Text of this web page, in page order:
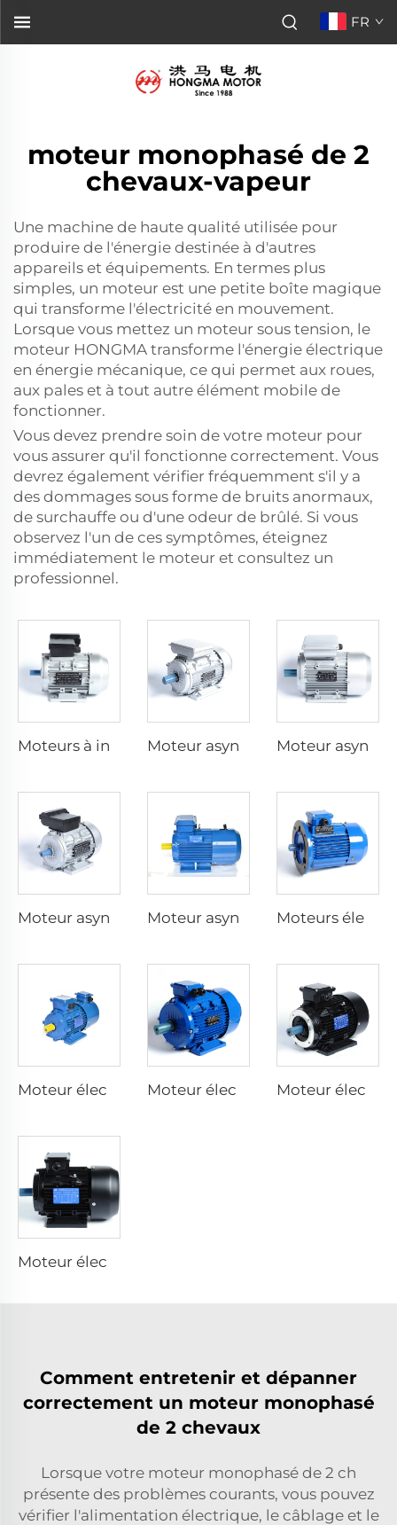
FR
moteur monophasé de 2
chevaux-vapeur
Une machine de haute qualité utilisée pour
produire de l'énergie destinée à d'autres
appareils et équipements. En termes plus
simples, un moteur est une petite boîte magique
qui transforme l'électricité en mouvement.
Lorsque vous mettez un moteur sous tension, le
moteur HONGMA transforme l'énergie électrique
en énergie mécanique, ce qui permet aux roues,
aux pales et à tout autre élément mobile de
fonctionner.
Vous devez prendre soin de votre moteur pour
vous assurer qu'il fonctionne correctement. Vous
devrez également vérifier fréquemment s'il y a
des dommages sous forme de bruits anormaux,
de surchauffe ou d'une odeur de brûlé. Si vous
observez l'un de ces symptômes, éteignez
immédiatement le moteur et consultez un
professionnel.
Moteurs électriques à vitesse variable
Comment entretenir et dépanner
correctement un moteur monophasé
de 2 chevaux
Lorsque votre moteur monophasé de 2 ch
présente des problèmes courants, vous pouvez
vérifier l'alimentation électrique, le câblage et le